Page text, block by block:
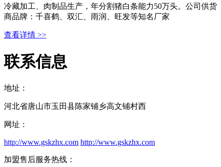
冷藏加工、肉制品生产，年分割猪白条能力50万头。公司供货
商品牌：千喜鹤、双汇、雨润、旺发等知名厂家
查看详情 >>
联系信息
地址：
河北省唐山市玉田县陈家铺乡高文铺村西
网址：
http://www.gskzhx.com http://www.gskzhx.com
加盟售后服务热线：